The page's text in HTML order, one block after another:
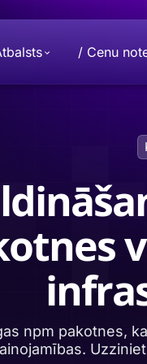
/ Cenu
personiskai
sabiedrībai.
npm pakotnes,